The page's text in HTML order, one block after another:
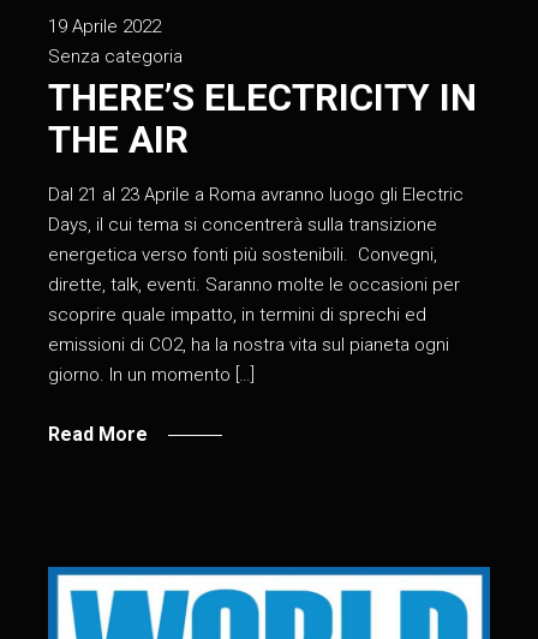
19 Aprile 2022
Senza categoria
THERE’S ELECTRICITY IN
THE AIR
Dal 21 al 23 Aprile a Roma avranno luogo gli Electric
Days, il cui tema si concentrerà sulla transizione
energetica verso fonti più sostenibili. Convegni,
dirette, talk, eventi. Saranno molte le occasioni per
scoprire quale impatto, in termini di sprechi ed
emissioni di CO2, ha la nostra vita sul pianeta ogni
giorno. In un momento […]
Read More